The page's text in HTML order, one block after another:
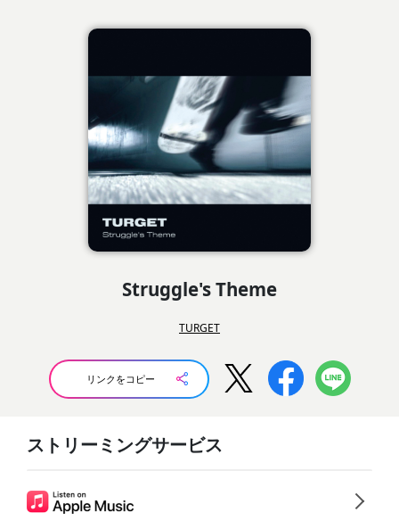
Struggle's Theme
TURGET
リンクをコピー
ストリーミングサービス